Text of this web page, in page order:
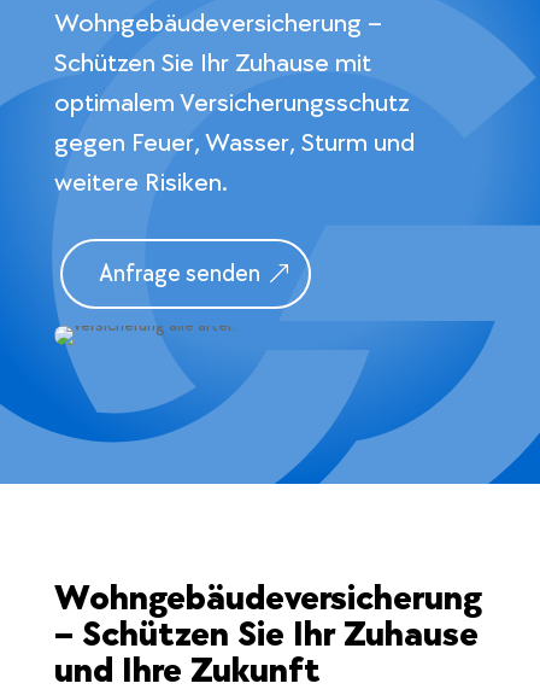
Wohngebäudeversicherung –
Schützen Sie Ihr Zuhause mit
optimalem Versicherungsschutz
gegen Feuer, Wasser, Sturm und
weitere Risiken.
Anfrage senden
Wohngebäudeversicherung
– Schützen Sie Ihr Zuhause
und Ihre Zukunft